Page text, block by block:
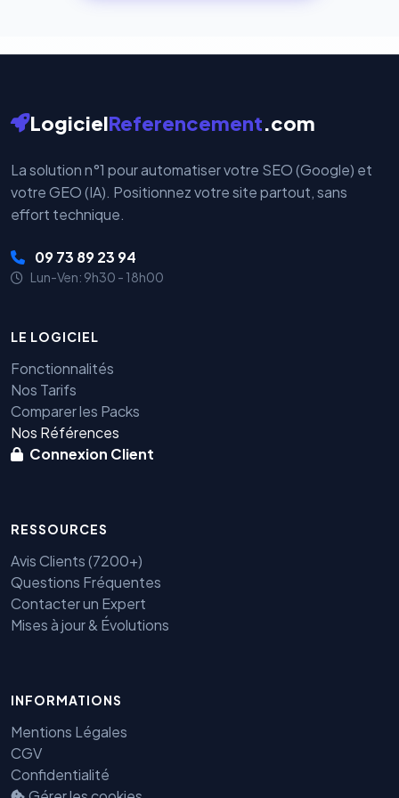
LogicielReferencement.com
La solution n°1 pour automatiser votre SEO (Google) et
votre GEO (IA). Positionnez votre site partout, sans
effort technique.
09 73 89 23 94
Lun-Ven: 9h30 - 18h00
LE LOGICIEL
Fonctionnalités
Nos Tarifs
Comparer les Packs
Nos Références
Connexion Client
RESSOURCES
Avis Clients (7200+)
Questions Fréquentes
Contacter un Expert
Mises à jour & Évolutions
INFORMATIONS
Mentions Légales
CGV
Confidentialité